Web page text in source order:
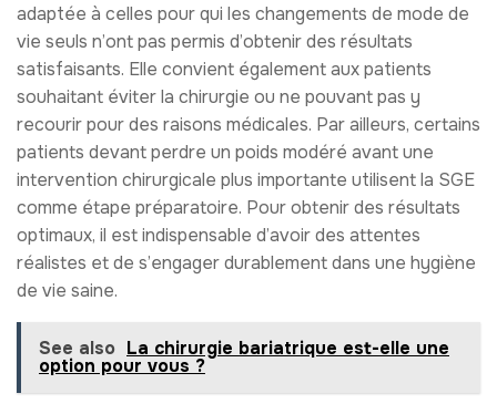
adaptée à celles pour qui les changements de mode de
vie seuls n’ont pas permis d’obtenir des résultats
satisfaisants. Elle convient également aux patients
souhaitant éviter la chirurgie ou ne pouvant pas y
recourir pour des raisons médicales. Par ailleurs, certains
patients devant perdre un poids modéré avant une
intervention chirurgicale plus importante utilisent la SGE
comme étape préparatoire. Pour obtenir des résultats
optimaux, il est indispensable d’avoir des attentes
réalistes et de s’engager durablement dans une hygiène
de vie saine.
See also La chirurgie bariatrique est-elle une
option pour vous ?